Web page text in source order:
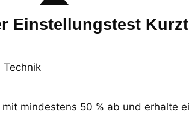
Einstellungstest
Technik
mindestens 50 % ab und erhalte